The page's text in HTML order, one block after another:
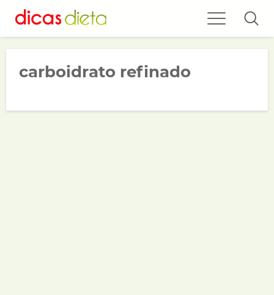
carboidrato refinado